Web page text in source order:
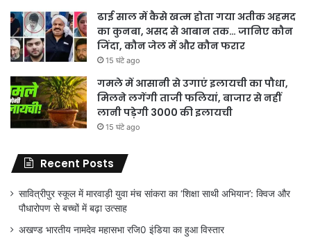
ढाई साल में कैसे खत्म होता गया अतीक अहमद
का कुनबा, असद से आबान तक… जानिए कौन
जिंदा, कौन जेल में और कौन फरार
15 घंटे ago
गमले में आसानी से उगाएं इलायची का पौधा,
मिलने लगेंगी ताजी फलियां, बाजार से नहीं
लानी पड़ेगी 3000 की इलायची
15 घंटे ago
Recent Posts
सावित्रीपुर स्कूल में मारवाड़ी युवा मंच सांकरा का ‘शिक्षा साथी अभियान’: क्विज और
पौधारोपण से बच्चों में बढ़ा उत्साह
अखण्ड भारतीय नामदेव महासभा रजि0 इंडिया का हुआ विस्तार